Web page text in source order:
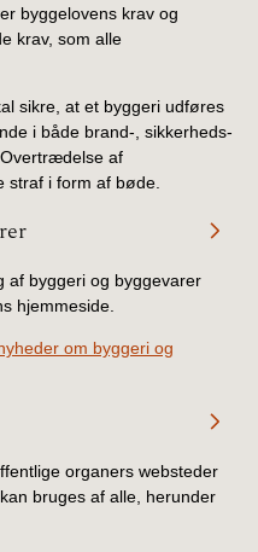
byggelovens krav og
krav, som alle
sikre, at et byggeri udføres
i både brand-, sikkerheds-
af
straf i form af bøde.
af byggeri og byggevarer
hjemmeside.
om byggeri og
organers websteder
bruges af alle, herunder